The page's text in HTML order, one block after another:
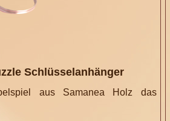
Schlüsselanhänger
aus Samanea Holz das